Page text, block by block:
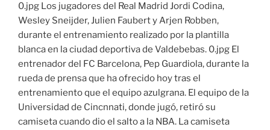
0.jpg Los jugadores del Real Madrid Jordi Codina,
Wesley Sneijder, Julien Faubert y Arjen Robben,
durante el entrenamiento realizado por la plantilla
blanca en la ciudad deportiva de Valdebebas. 0.jpg El
entrenador del FC Barcelona, Pep Guardiola, durante la
rueda de prensa que ha ofrecido hoy tras el
entrenamiento que el equipo azulgrana. El equipo de la
Universidad de Cincnnati, donde jugó, retiró su
camiseta cuando dio el salto a la NBA. La camiseta